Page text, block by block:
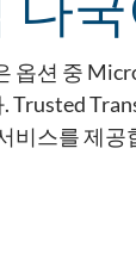
옵션 중
비스를 제공